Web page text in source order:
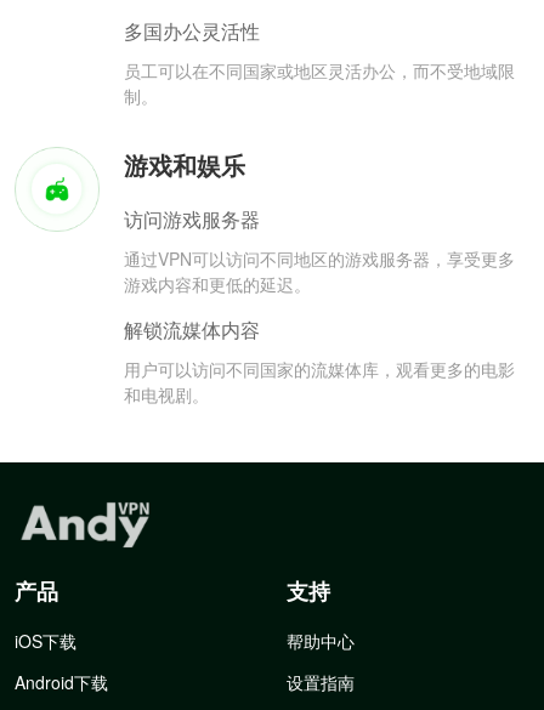
多国办公灵活性
员工可以在不同国家或地区灵活办公，而不受地域限
制。
游戏和娱乐
访问游戏服务器
通过VPN可以访问不同地区的游戏服务器，享受更多
游戏内容和更低的延迟。
解锁流媒体内容
用户可以访问不同国家的流媒体库，观看更多的电影
和电视剧。
产品
iOS下载
Android下载
支持
帮助中心
设置指南